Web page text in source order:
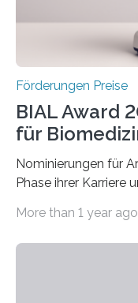
Förderungen Preise
BIAL Award
für
Nominierungen für
Phase ihrer Karriere
Leben gerufen, um
More than 1 year ago